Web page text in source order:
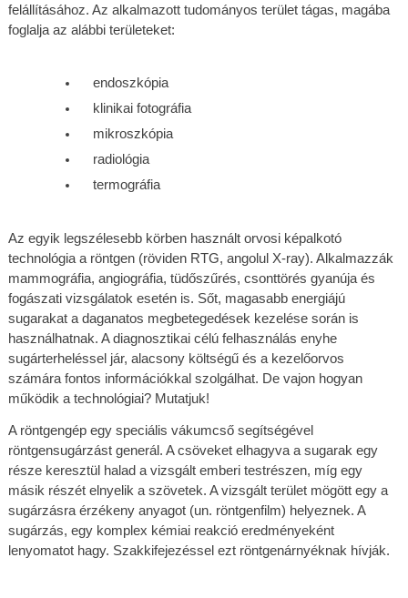
felállításához. Az alkalmazott tudományos terület tágas, magába
foglalja az alábbi területeket:
endoszkópia
klinikai fotográfia
mikroszkópia
radiológia
termográfia
Az egyik legszélesebb körben használt orvosi képalkotó
technológia a röntgen (röviden RTG, angolul X-ray). Alkalmazzák
mammográfia, angiográfia, tüdőszűrés, csonttörés gyanúja és
fogászati vizsgálatok esetén is. Sőt, magasabb energiájú
sugarakat a daganatos megbetegedések kezelése során is
használhatnak. A diagnosztikai célú felhasználás enyhe
sugárterheléssel jár, alacsony költségű és a kezelőorvos
számára fontos információkkal szolgálhat. De vajon hogyan
működik a technológiai? Mutatjuk!
A röntgengép egy speciális vákumcső segítségével
röntgensugárzást generál. A csöveket elhagyva a sugarak egy
része keresztül halad a vizsgált emberi testrészen, míg egy
másik részét elnyelik a szövetek. A vizsgált terület mögött egy a
sugárzásra érzékeny anyagot (un. röntgenfilm) helyeznek. A
sugárzás, egy komplex kémiai reakció eredményeként
lenyomatot hagy. Szakkifejezéssel ezt röntgenárnyéknak hívják.